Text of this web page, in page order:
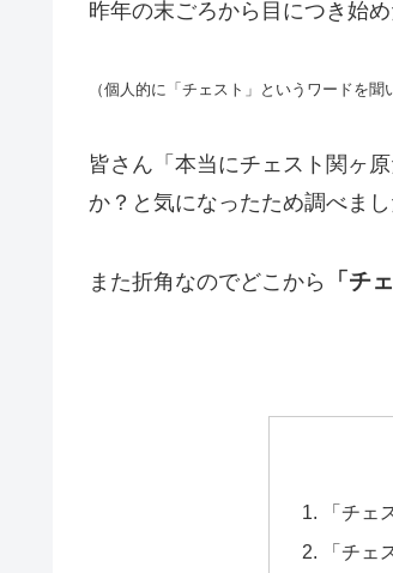
昨年の末ごろから目につき始め
（個人的に「チェスト」というワードを
皆さん「本当にチェスト関ヶ
か？と気になったため調べまし
また折角なのでどこから 「チ
「チェ
「チェ